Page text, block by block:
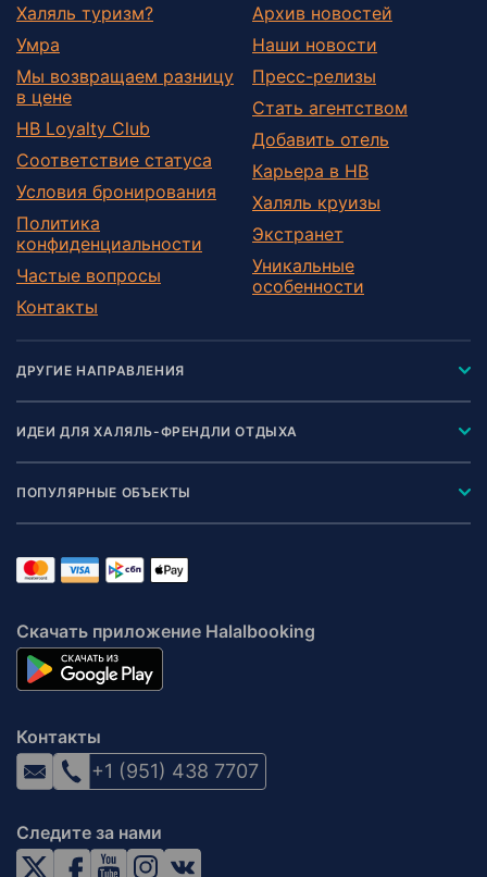
Халяль туризм?
Умра
Мы возвращаем разницу
в цене
HB Loyalty Club
Соответствие статуса
Условия бронирования
Политика
конфиденциальности
Частые вопросы
Контакты
Архив новостей
Наши новости
Пресс-релизы
Стать агентством
Добавить отель
Карьера в HB
Халяль круизы
Экстранет
Уникальные
особенности
ДРУГИЕ НАПРАВЛЕНИЯ
ИДЕИ ДЛЯ ХАЛЯЛЬ-ФРЕНДЛИ ОТДЫХА
ПОПУЛЯРНЫЕ ОБЪЕКТЫ
Скачать приложение Halalbooking
Контакты
+1 (951) 438 7707
Следите за нами